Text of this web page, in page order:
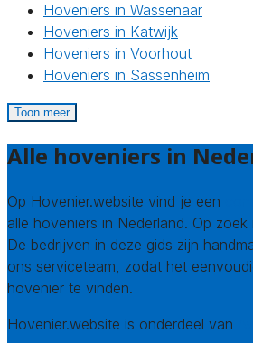
Hoveniers in Wassenaar
Hoveniers in Katwijk
Hoveniers in Voorhout
Hoveniers in Sassenheim
Toon meer
Alle hoveniers in
Op Hovenier.website vind je een
alle hoveniers in Nederland. Op
De bedrijven in deze gids zijn
ons serviceteam, zodat het
hovenier te vinden.
Hovenier.website is onderdeel van